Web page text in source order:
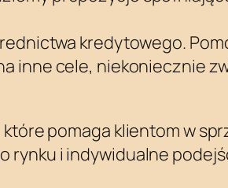
kredytowego.
inne cele, niekoniecznie
pomaga klientom w
i indywidualne